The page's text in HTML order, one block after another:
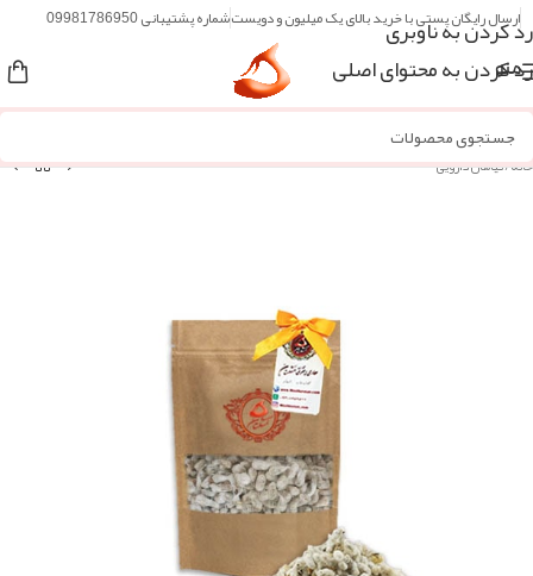
رد کردن به ناوبری
رد کردن به محتوای اصلی
ارسال رایگان پستی با خرید بالای یک میلیون و دویستشماره پشتیبانی 09981786950
منو
خانه/گیاهان دارویی